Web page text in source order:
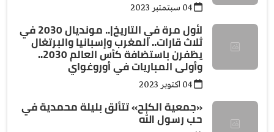
لأول مرة في التاريخ|.. مونديال 2030 في
ثلاث قارات.. المغرب وإسبانيا والبرتغال
يظفرن باستضافة كأس العالم 2030..
وأولى المباريات في أوروغواي
«جمعية الكلح» تتألق بليلة محمدية في
حب رسول الله